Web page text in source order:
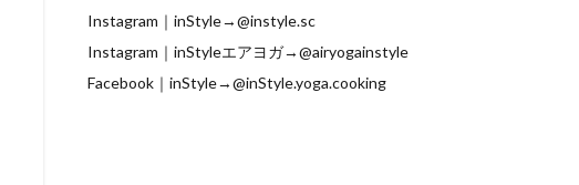
Instagram｜inStyle→@instyle.sc
Instagram｜inStyleエアヨガ→@airyogainstyle
Facebook｜inStyle→@inStyle.yoga.cooking